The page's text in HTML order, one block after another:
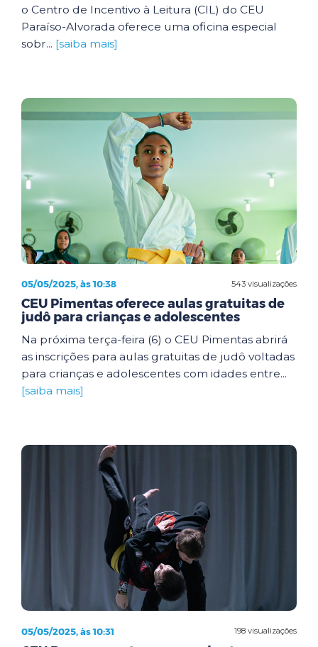
o Centro de Incentivo à Leitura (CIL) do CEU
Paraíso-Alvorada oferece uma oficina especial
sobr... [saiba mais]
543 visualizações
05/05/2025, às 10:38
CEU Pimentas oferece aulas gratuitas de
judô para crianças e adolescentes
Na próxima terça-feira (6) o CEU Pimentas abrirá
as inscrições para aulas gratuitas de judô voltadas
para crianças e adolescentes com idades entre...
[saiba mais]
198 visualizações
05/05/2025, às 10:31